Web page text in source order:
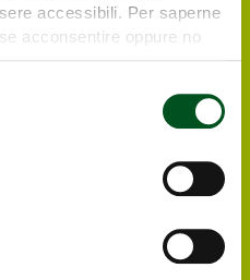
accessibili. Per saperne
acconsentire oppure no
biglietto